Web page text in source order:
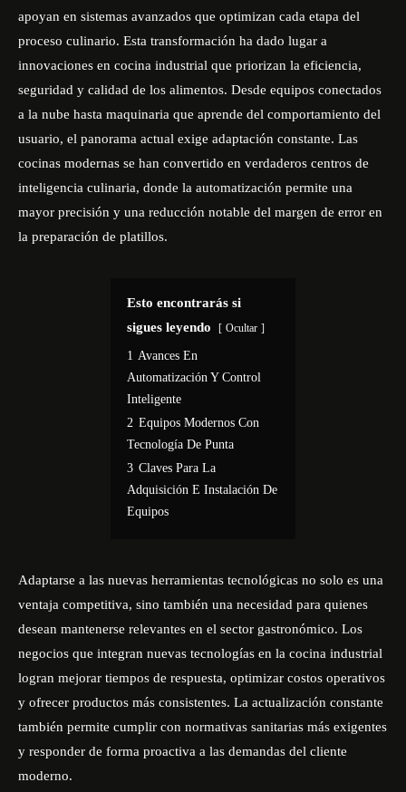
apoyan en sistemas avanzados que optimizan cada etapa del
proceso culinario. Esta transformación ha dado lugar a
innovaciones en cocina industrial que priorizan la eficiencia,
seguridad y calidad de los alimentos. Desde equipos conectados
a la nube hasta maquinaria que aprende del comportamiento del
usuario, el panorama actual exige adaptación constante. Las
cocinas modernas se han convertido en verdaderos centros de
inteligencia culinaria, donde la automatización permite una
mayor precisión y una reducción notable del margen de error en
la preparación de platillos.
Esto encontrarás si
sigues leyendo
Ocultar
1 Avances En
Automatización Y Control
Inteligente
2 Equipos Modernos Con
Tecnología De Punta
3 Claves Para La
Adquisición E Instalación De
Equipos
Adaptarse a las nuevas herramientas tecnológicas no solo es una
ventaja competitiva, sino también una necesidad para quienes
desean mantenerse relevantes en el sector gastronómico. Los
negocios que integran nuevas tecnologías en la cocina industrial
logran mejorar tiempos de respuesta, optimizar costos operativos
y ofrecer productos más consistentes. La actualización constante
también permite cumplir con normativas sanitarias más exigentes
y responder de forma proactiva a las demandas del cliente
moderno.